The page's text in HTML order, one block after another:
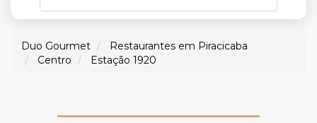
Duo Gourmet
Restaurantes em Piracicaba
Centro
Estação 1920